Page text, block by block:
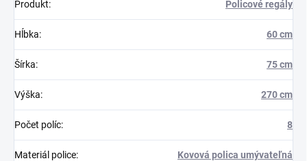
Produkt: Policové regály
Hĺbka: 60 cm
Šírka: 75 cm
Výška: 270 cm
Počet políc: 8
Materiál police: Kovová polica umývateľná